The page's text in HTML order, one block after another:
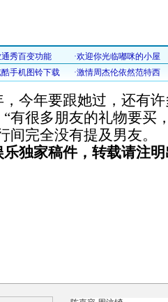
，今年要跟她过，还有
有很多朋友的礼物要买
间完全没有提及男友。
家稿件，转载请注明